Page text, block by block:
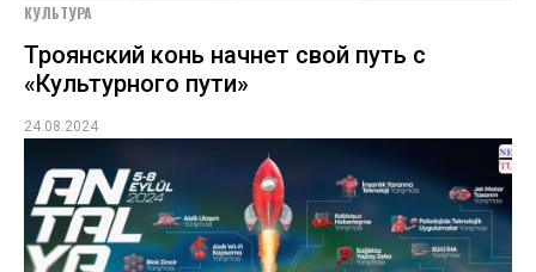
КУЛЬТУРА
Троянский конь начнет свой путь с
«Культурного пути»
24.08.2024